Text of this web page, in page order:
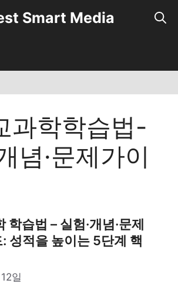
Smart Media
과학학습법-
념·문제가이
학습법 – 실험·개념·문제
성적을 높이는 5단계 핵
일